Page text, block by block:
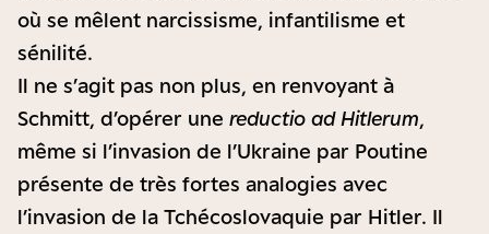
où se mêlent narcissisme, infantilisme et
sénilité.
Il ne s’agit pas non plus, en renvoyant à
Schmitt, d’opérer une reductio ad Hitlerum,
même si l’invasion de l’Ukraine par Poutine
présente de très fortes analogies avec
l’invasion de la Tchécoslovaquie par Hitler. Il